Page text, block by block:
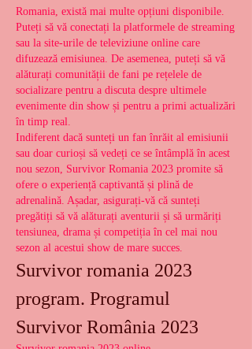
Romania, există mai multe opțiuni disponibile.
Puteți să vă conectați la platformele de streaming
sau la site-urile de televiziune online care
difuzează emisiunea. De asemenea, puteți să vă
alăturați comunității de fani pe rețelele de
socializare pentru a discuta despre ultimele
evenimente din show și pentru a primi actualizări
în timp real.
Indiferent dacă sunteți un fan înrăit al emisiunii
sau doar curioși să vedeți ce se întâmplă în acest
nou sezon, Survivor Romania 2023 promite să
ofere o experiență captivantă și plină de
adrenalină. Așadar, asigurați-vă că sunteți
pregătiți să vă alăturați aventurii și să urmăriți
tensiunea, drama și competiția în cel mai nou
sezon al acestui show de mare succes.
Survivor romania 2023
program. Programul
Survivor România 2023